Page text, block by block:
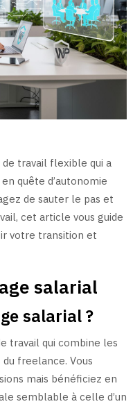
travail flexible qui a
quête d’autonomie
de sauter le pas et
cet article vous guide
votre transition et
salarial
salarial ?
travail qui combine les
freelance. Vous
mais bénéficiez en
semblable à celle d’un